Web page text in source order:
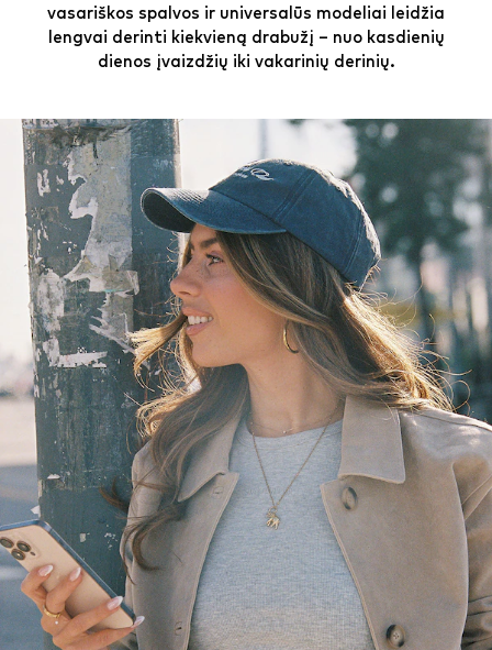
vasariškos spalvos ir universalūs modeliai leidžia
lengvai derinti kiekvieną drabužį – nuo kasdienių
dienos įvaizdžių iki vakarinių derinių.